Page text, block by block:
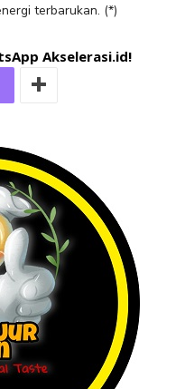
terbarukan. (*)
Akselerasi.id!